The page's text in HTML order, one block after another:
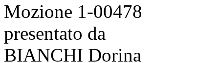
Mozione 1-00478
presentato da
BIANCHI Dorina